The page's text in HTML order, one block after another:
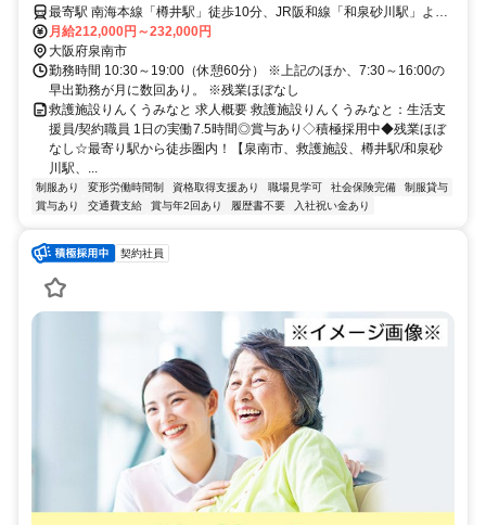
職員】
最寄駅 南海本線「樽井駅」徒歩10分、JR阪和線「和泉砂川駅」より
バス乗車「イオンりんくう泉南ショッピングセンター」下車徒歩2分
程度
月給212,000円～232,000円
大阪府泉南市
勤務時間 10:30～19:00（休憩60分） ※上記のほか、7:30～16:00の
早出勤務が月に数回あり。 ※残業ほぼなし
救護施設りんくうみなと 求人概要 救護施設りんくうみなと：生活支
援員/契約職員 1日の実働7.5時間◎賞与あり◇積極採用中◆残業ほぼ
なし☆最寄り駅から徒歩圏内！【泉南市、救護施設、樽井駅/和泉砂
川駅、...
制服あり 変形労働時間制 資格取得支援あり 職場見学可 社会保険完備
制服貸与
賞与あり
交通費支給 賞与年2回あり 履歴書不要 入社祝い金あり
契約社員